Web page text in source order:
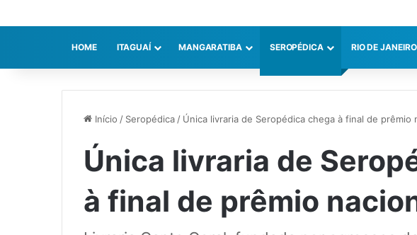
HOME ITAGUAÍ MANGARATIBA SEROPÉDICA RIO DE JANEIRO
Início / Seropédica/ Única livraria de Seropédica chega à final de prêmio
Única livraria de
à final de prêmio